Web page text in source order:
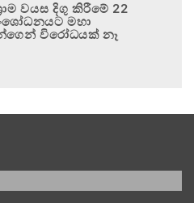
වයස දිගු කිරීමේ 22
මහා
විරෝධයක් නෑ